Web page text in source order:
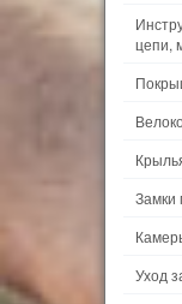
цепи,
Замки
Уход